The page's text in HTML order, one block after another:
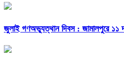
জুলাই গণঅভ্যুত্থান দিবস : জামালপুরে ১১